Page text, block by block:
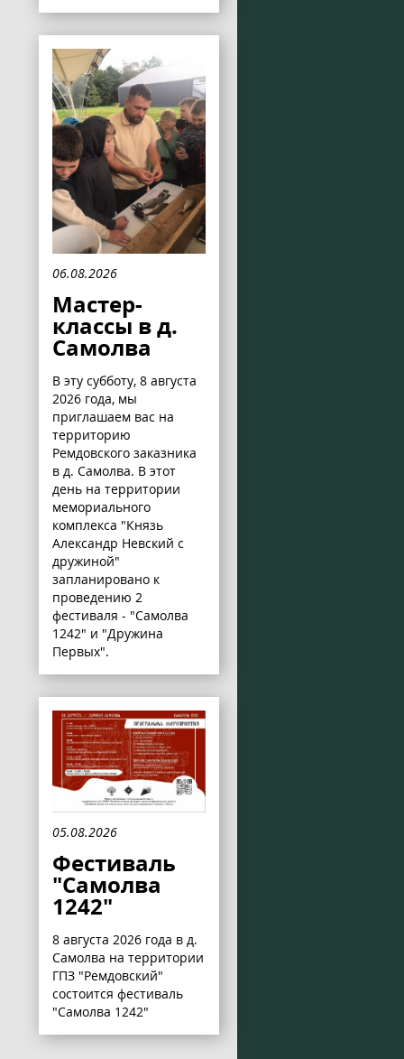
06.08.2026
Мастер-
классы в д.
Самолва
В эту субботу, 8 августа
2026 года, мы
приглашаем вас на
территорию
Ремдовского заказника
в д. Самолва. В этот
день на территории
мемориального
комплекса "Князь
Александр Невский с
дружиной"
запланировано к
проведению 2
фестиваля - "Самолва
1242" и "Дружина
Первых".
05.08.2026
Фестиваль
"Самолва
1242"
8 августа 2026 года в д.
Самолва на территории
ГПЗ "Ремдовский"
состоится фестиваль
"Самолва 1242"